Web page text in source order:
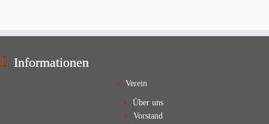
Informationen
Verein
Über uns
Vorstand